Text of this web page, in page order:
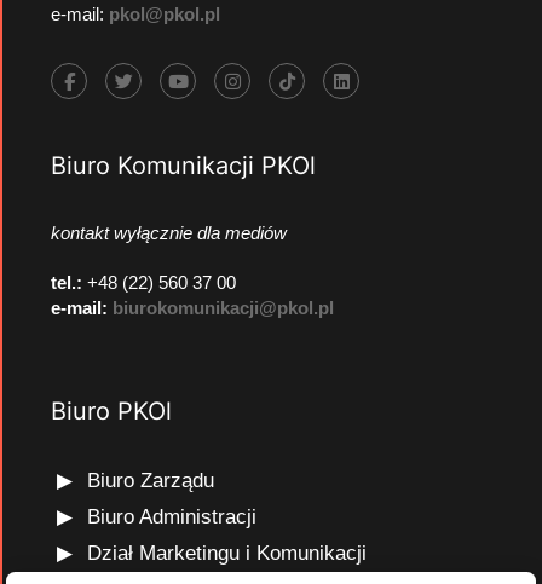
e-mail: pkol@pkol.pl
Biuro Komunikacji PKOl
kontakt wyłącznie dla mediów
tel.: +48 (22) 560 37 00
e-mail: biurokomunikacji@pkol.pl
Biuro PKOl
Biuro Zarządu
Biuro Administracji
Dział Marketingu i Komunikacji